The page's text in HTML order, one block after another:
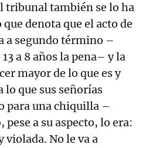
tribunal también se lo ha
denota que el acto de
a segundo término –
a 8 años la pena– y la
mayor de lo que es y
lo que sus señorías
para una chiquilla –
a su aspecto, lo era:
violada. No le va a